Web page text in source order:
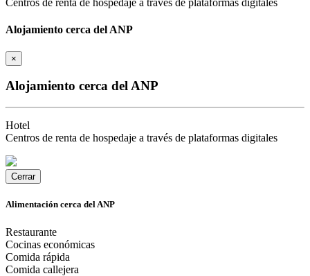
Centros de renta de hospedaje a través de plataformas digitales
Alojamiento cerca del ANP
×
Alojamiento cerca del ANP
Hotel
Centros de renta de hospedaje a través de plataformas digitales
Cerrar
Alimentación cerca del ANP
Restaurante
Cocinas económicas
Comida rápida
Comida callejera